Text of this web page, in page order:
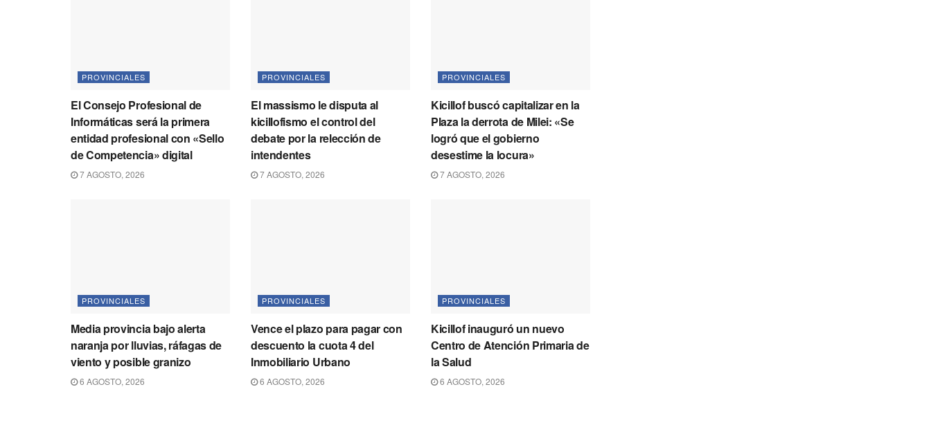
PROVINCIALES
El Consejo Profesional de
Informáticas será la primera
entidad profesional con «Sello
de Competencia» digital
7 AGOSTO, 2026
PROVINCIALES
El massismo le disputa al
kicillofismo el control del
debate por la relección de
intendentes
7 AGOSTO, 2026
PROVINCIALES
Kicillof buscó capitalizar en la
Plaza la derrota de Milei: «Se
logró que el gobierno
desestime la locura»
7 AGOSTO, 2026
PROVINCIALES
Media provincia bajo alerta
naranja por lluvias, ráfagas de
viento y posible granizo
6 AGOSTO, 2026
PROVINCIALES
Vence el plazo para pagar con
descuento la cuota 4 del
Inmobiliario Urbano
6 AGOSTO, 2026
PROVINCIALES
Kicillof inauguró un nuevo
Centro de Atención Primaria de
la Salud
6 AGOSTO, 2026